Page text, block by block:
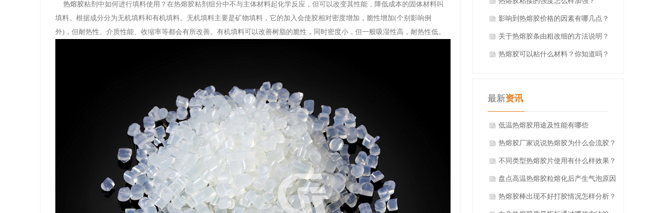
热熔胶粘剂中如何进行填料使用？在热熔胶粘剂组分中不与主体材料起化学反应，但可以改变其性能，降低成本的固体材料叫
填料。根据成分分为无机填料和有机填料。无机填料主要是矿物填料，它的加入会使胶相对密度增加，脆性增加(个别影响例
外)，但耐热性、介质性能、收缩率等都会有所改善。有机填料可以改善树脂的脆性，同时密度小，但一般吸湿性高，耐热性低。
影响到热熔胶价格的因素有哪几点？
关于热熔胶条由粗改细的方法说明？
热熔胶可以粘什么材料？你知道吗？
最新资讯
低温热熔胶用途及性能有哪些
热熔胶厂家说说热熔胶为什么会流胶？
不同类型热熔胶片使用有什么样效果？
盘点高温热熔胶粒熔化后产生气泡原因
分析！
热熔胶棒出现不好打胶情况怎样分析？